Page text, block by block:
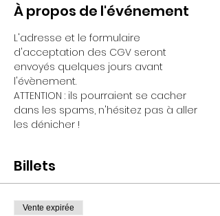
À propos de l'événement
L'adresse et le formulaire
d'acceptation des CGV seront
envoyés quelques jours avant
l'évènement.
ATTENTION : ils pourraient se cacher
dans les spams, n'hésitez pas à aller
les dénicher !
Billets
Vente expirée